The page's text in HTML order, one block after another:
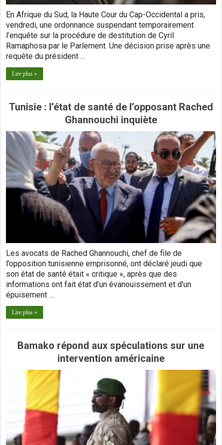
En Afrique du Sud, la Haute Cour du Cap-Occidental a pris,
vendredi, une ordonnance suspendant temporairement
l’enquête sur la procédure de destitution de Cyril
Ramaphosa par le Parlement. Une décision prise après une
requête du président …
Lire plus »
Tunisie : l’état de santé de l’opposant Rached
Ghannouchi inquiète
Les avocats de Rached Ghannouchi, chef de file de
l’opposition tunisienne emprisonné, ont déclaré jeudi que
son état de santé était « critique », après que des
informations ont fait état d’un évanouissement et d’un
épuisement …
Lire plus »
Bamako répond aux spéculations sur une
intervention américaine